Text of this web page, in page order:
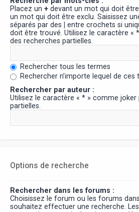
Placez un + devant un mot qui doit
un mot qui doit être exclu. Saisissez
séparés par des
entre crochets si
doit être trouvé. Utilisez le caractère «
des recherches partielles.
Rechercher tous les termes
Rechercher n’importe lequel de ces
Rechercher par auteur :
Utilisez le caractère « * » comme joker
partielles.
Options de recherche
Rechercher dans les forums :
Choisissez le forum ou les forums
souhaitez effectuer une recherche.